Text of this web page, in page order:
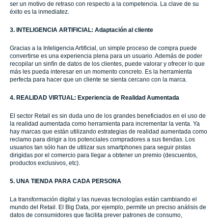
ser un motivo de retraso con respecto a la competencia. La clave de su
éxito es la inmediatez.
3. INTELIGENCIA ARTIFICIAL: Adaptación al cliente
Gracias a la Inteligencia Artificial, un simple proceso de compra puede
convertirse es una experiencia plena para un usuario. Además de poder
recopilar un sinfín de datos de los clientes, puede valorar y ofrecer lo que
más les pueda interesar en un momento concreto. Es la herramienta
perfecta para hacer que un cliente se sienta cercano con la marca.
4. REALIDAD VIRTUAL: Experiencia de Realidad Aumentada
El sector Retail es sin duda uno de los grandes beneficiados en el uso de
la realidad aumentada como herramienta para incrementar la venta. Ya
hay marcas que están utilizando estrategias de realidad aumentada como
reclamo para dirigir a los potenciales compradores a sus tiendas. Los
usuarios tan sólo han de utilizar sus smartphones para seguir pistas
dirigidas por el comercio para llegar a obtener un premio (descuentos,
productos exclusivos, etc).
5. UNA TIENDA PARA CADA PERSONA
La transformación digital y las nuevas tecnologías están cambiando el
mundo del Retail. El Big Data, por ejemplo, permite un preciso análisis de
datos de consumidores que facilita prever patrones de consumo,